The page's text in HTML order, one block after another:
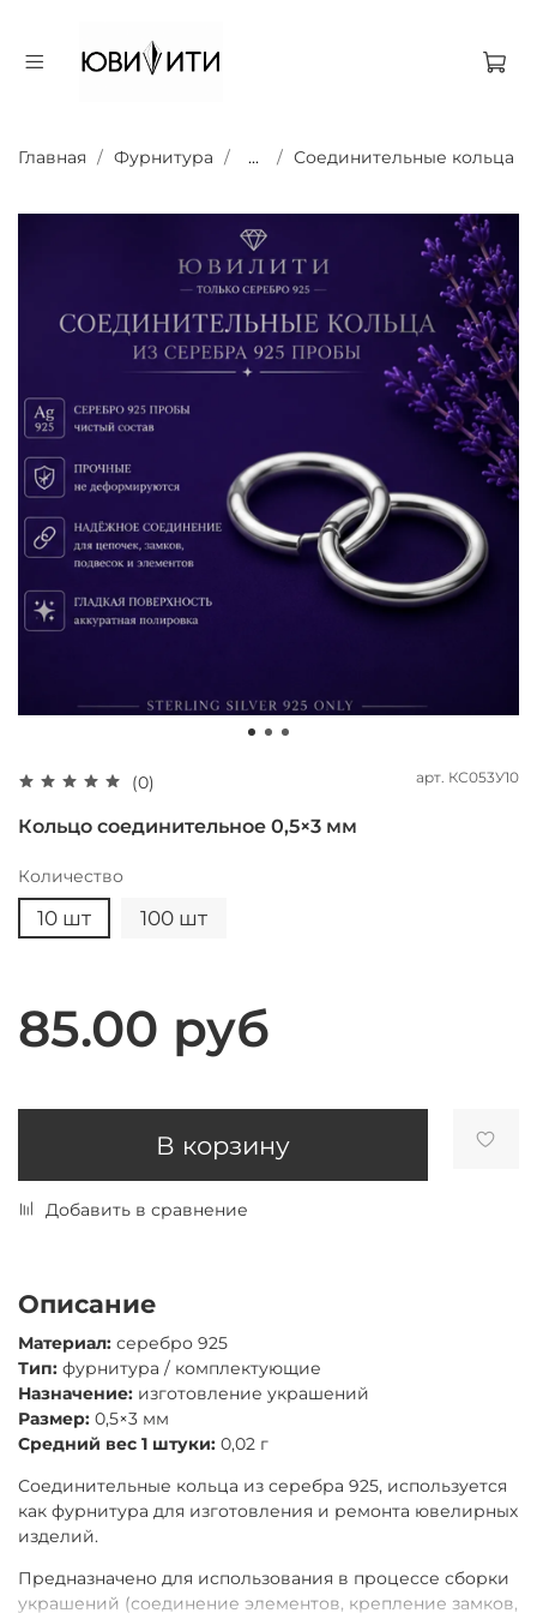
Главная Фурнитура ... Соединительные кольца
(0) арт. КС053У10
Кольцо соединительное 0,5×3 мм
Количество
10 шт 100 шт
85.00 руб
В корзину
Добавить в сравнение
Описание
Материал: серебро 925
Тип: фурнитура / комплектующие
Назначение: изготовление украшений
Размер: 0,5×3 мм
Средний вес 1 штуки: 0,02 г
Соединительные кольца из серебра 925, используется
как фурнитура для изготовления и ремонта ювелирных
изделий.
Предназначено для использования в процессе сборки
украшений (соединение элементов, крепление замков,